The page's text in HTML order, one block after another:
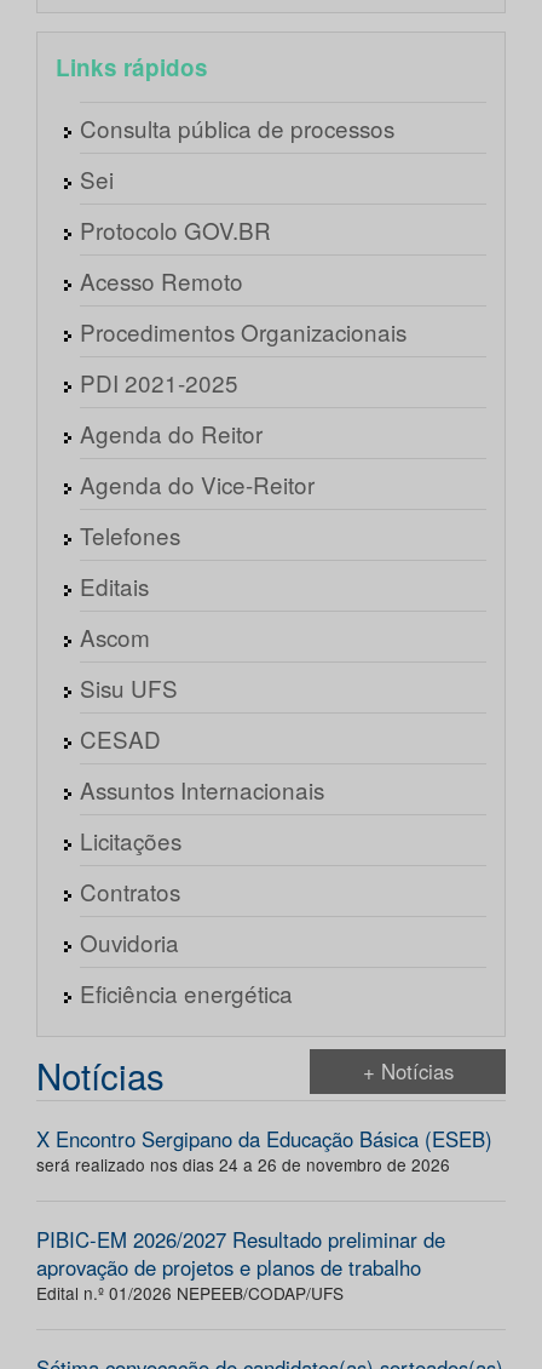
Links rápidos
Consulta pública de processos
Sei
Protocolo GOV.BR
Acesso Remoto
Procedimentos Organizacionais
PDI 2021-2025
Agenda do Reitor
Agenda do Vice-Reitor
Telefones
Editais
Ascom
Sisu UFS
CESAD
Assuntos Internacionais
Licitações
Contratos
Ouvidoria
Eficiência energética
Notícias + Notícias
X Encontro Sergipano da Educação Básica (ESEB)
será realizado nos dias 24 a 26 de novembro de 2026
PIBIC-EM 2026/2027 Resultado preliminar de
aprovação de projetos e planos de trabalho
Edital n.º 01/2026 NEPEEB/CODAP/UFS